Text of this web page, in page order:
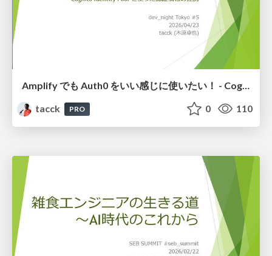
Amplify でも Auth0 をいい感じに使いたい！ - Cognito Identity Pool を使った認証情報の連携 #auth0
tacck
PRO 0 110